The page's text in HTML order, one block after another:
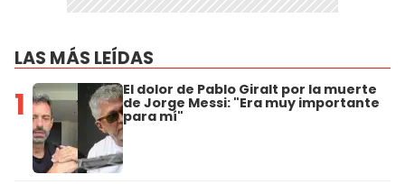
LAS MÁS LEÍDAS
1 El dolor de Pablo Giralt por la muerte
de Jorge Messi: "Era muy importante
para mí"